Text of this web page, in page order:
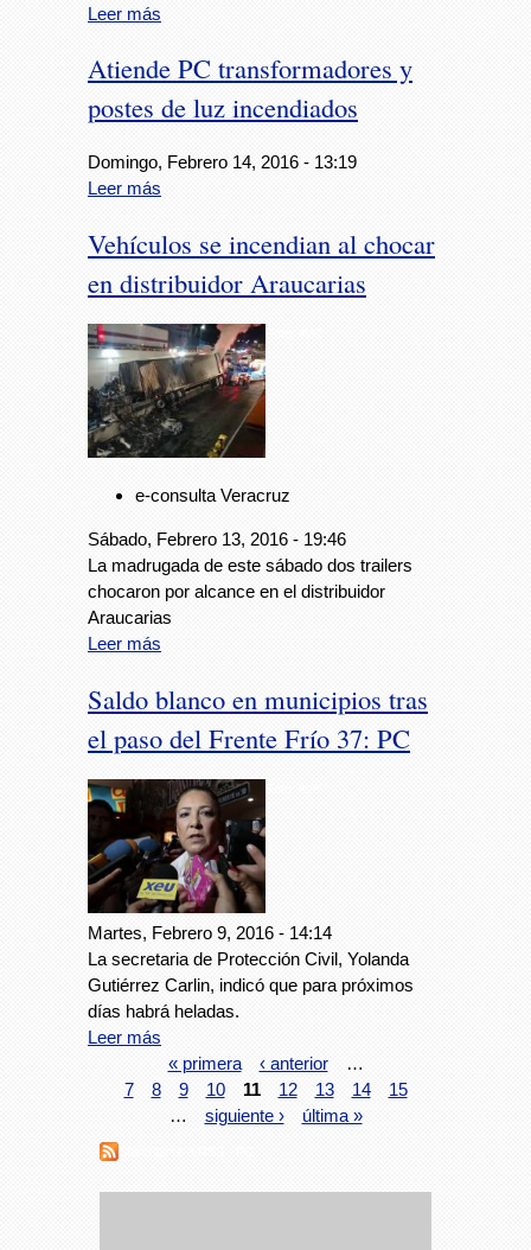
Leer más
Atiende PC transformadores y
postes de luz incendiados
Domingo, Febrero 14, 2016 - 13:19
Leer más
Vehículos se incendian al chocar
en distribuidor Araucarias
e-consulta Veracruz
Sábado, Febrero 13, 2016 - 19:46
La madrugada de este sábado dos trailers
chocaron por alcance en el distribuidor
Araucarias
Leer más
Saldo blanco en municipios tras
el paso del Frente Frío 37: PC
Martes, Febrero 9, 2016 - 14:14
La secretaria de Protección Civil, Yolanda
Gutiérrez Carlin, indicó que para próximos
días habrá heladas.
Leer más
« primera
‹ anterior
…
7
8 9 10 11 12 13 14
15
…
siguiente › última »